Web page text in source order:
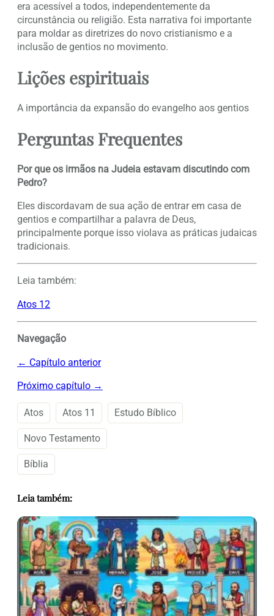
era acessível a todos, independentemente da
circunstância ou religião. Esta narrativa foi importante
para moldar as diretrizes do novo cristianismo e a
inclusão de gentios no movimento.
Lições espirituais
A importância da expansão do evangelho aos gentios
Perguntas Frequentes
Por que os irmãos na Judeia estavam discutindo com
Pedro?
Eles discordavam de sua ação de entrar em casa de
gentios e compartilhar a palavra de Deus,
principalmente porque isso violava as práticas judaicas
tradicionais.
Leia também:
Atos 12
Navegação
← Capítulo anterior
Próximo capítulo →
Atos Atos 11 Estudo Bíblico
Novo Testamento
Bíblia
Leia também: